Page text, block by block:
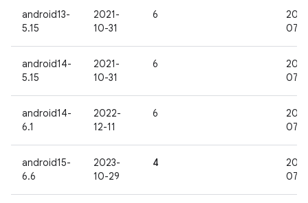
android13-
5.15
2021-
10-31
6
07-
android14-
5.15
2021-
10-31
6
07-
android14-
6.1
2022-
12-11
6
07-
android15-
6.6
2023-
10-29
4
07-